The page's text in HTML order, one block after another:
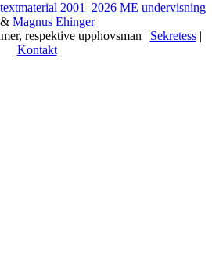
2001–2026 ME undervisning
& Magnus Ehinger
respektive upphovsman | Sekretess|
Kontakt